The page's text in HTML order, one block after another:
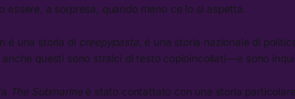
essere, a sorpresa, quando meno ce lo si aspetta.
è una storia di creepypasta, è una storia nazionale di
anche questi sono stralci di testo copioincollati — e sono
The Submarineè stato contattato con una storia